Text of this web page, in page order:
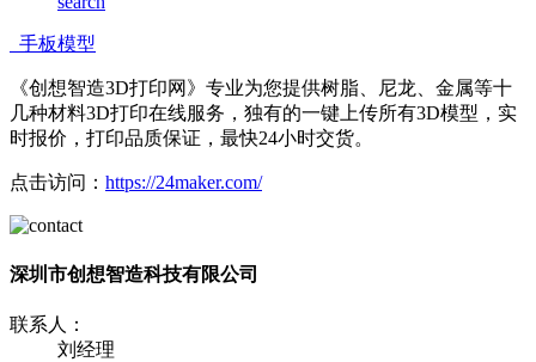
手板模型
《创想智造3D打印网》专业为您提供树脂、尼龙、金属等十
几种材料3D打印在线服务，独有的一键上传所有3D模型，实
时报价，打印品质保证，最快24小时交货。
点击访问： https://24maker.com/
深圳市创想智造科技有限公司
联系人：
刘经理